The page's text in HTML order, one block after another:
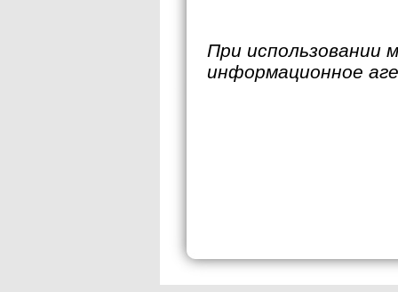
При использовании
информационное